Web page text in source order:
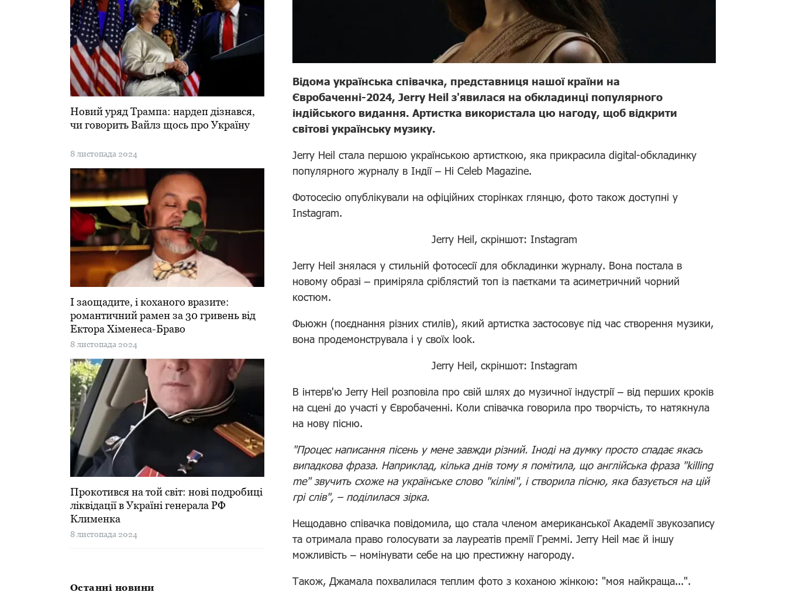
Новий уряд Трампа: нардеп дізнався,
чи говорить Вайлз щось про Україну
8 листопада 2024
І заощадите, і коханого вразите:
романтичний рамен за 30 гривень від
Ектора Хіменеса-Браво
8 листопада 2024
Прокотився на той світ: нові подробиці
ліквідації в Україні генерала РФ
Клименка
8 листопада 2024
Останні новини
Відома українська співачка, представниця нашої країни на
Євробаченні-2024, Jerry Heil з'явилася на обкладинці популярного
індійського видання. Артистка використала цю нагоду, щоб відкрити
світові українську музику.
Jerry Heil стала першою українською артисткою, яка прикрасила digital-обкладинку
популярного журналу в Індії – Hi Celeb Magazine.
Фотосесію опублікували на офіційних сторінках глянцю, фото також доступні у
Instagram.
Jerry Heil, скріншот: Instagram
Jerry Heil знялася у стильній фотосесії для обкладинки журналу. Вона постала в
новому образі – приміряла сріблястий топ із паєтками та асиметричний чорний
костюм.
Фьюжн (поєднання різних стилів), який артистка застосовує під час створення музики,
вона продемонструвала і у своїх look.
Jerry Heil, скріншот: Instagram
В інтерв'ю Jerry Heil розповіла про свій шлях до музичної індустрії – від перших кроків
на сцені до участі у Євробаченні. Коли співачка говорила про творчість, то натякнула
на нову пісню.
"Процес написання пісень у мене завжди різний. Іноді на думку просто спадає якась
випадкова фраза. Наприклад, кілька днів тому я помітила, що англійська фраза "killing
me" звучить схоже на українське слово "кілімі", і створила пісню, яка базується на цій
грі слів", – поділилася зірка.
Нещодавно співачка повідомила, що стала членом американської Академії звукозапису
та отримала право голосувати за лауреатів премії Греммі. Jerry Heil має й іншу
можливість – номінувати себе на цю престижну нагороду.
Також, Джамала похвалилася теплим фото з коханою жінкою: "моя найкраща...".